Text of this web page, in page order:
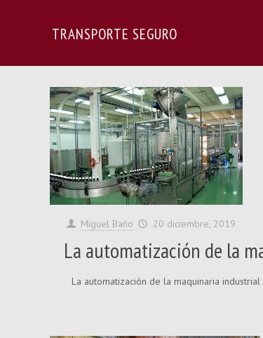
TRANSPORTE SEGURO
Miguel Baño 20 diciembre, 2019
La automatización de la
La automatización de la maquinaria